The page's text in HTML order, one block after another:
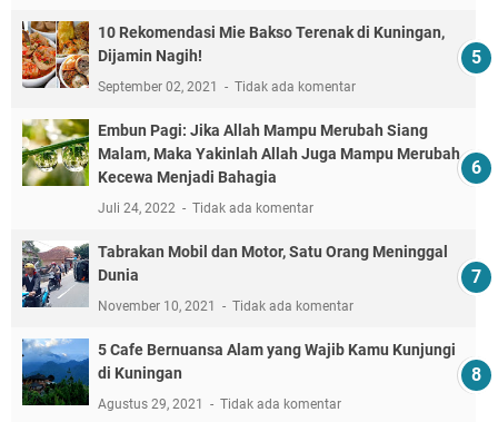
10 Rekomendasi Mie Bakso Terenak di Kuningan,
Dijamin Nagih!
September 02, 2021 Tidak ada komentar
Embun Pagi: Jika Allah Mampu Merubah Siang
Malam, Maka Yakinlah Allah Juga Mampu Merubah
Kecewa Menjadi Bahagia
Juli 24, 2022 Tidak ada komentar
Tabrakan Mobil dan Motor, Satu Orang Meninggal
Dunia
November 10, 2021 Tidak ada komentar
5 Cafe Bernuansa Alam yang Wajib Kamu Kunjungi
di Kuningan
Agustus 29, 2021 Tidak ada komentar